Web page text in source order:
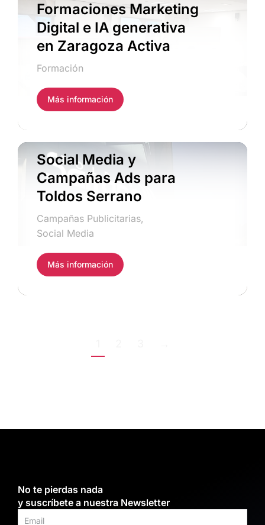
Formaciones Marketing
Digital e IA generativa
en Zaragoza Activa
Formación
Más información
Social Media y
Campañas Ads para
Toldos Serrano
Campañas Publicitarias,
Social Media
Más información
No te pierdas nada
y suscríbete a nuestra Newsletter